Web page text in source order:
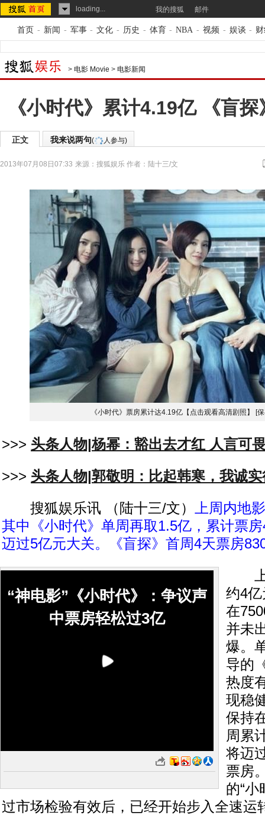
loading... 我的搜狐 邮件
首页 - 新闻 - 军事 - 文化 - 历史 - 体育 - NBA - 视频 - 娱谈 -
> 电影 Movie > 电影新闻
《小时代》累计4.19亿 《盲
正文 我来说两句( 人参与)
2013年07月08日07:33 来源： 搜狐娱乐 作者：陆十三/文
《小时代》票房累计达4.19亿【点击观看高清剧照】 [
>>> 头条人物|杨幂：豁出去才红 人言可
>>> 头条人物|郭敬明：比起韩寒，我诚
搜狐娱乐讯 （陆十三/文）
上周内地
其中《小时代》单周再取1.5亿，累计票
迈过5亿元大关。《盲探》首周4天票房
“神电影”《小时代》：争议声
中票房轻松过3亿
上
约4
在
并未
爆。
导的
热度
现稳
保持
周累
将迈
票房
的“小
过市场检验有效后，已经开始步入全速运